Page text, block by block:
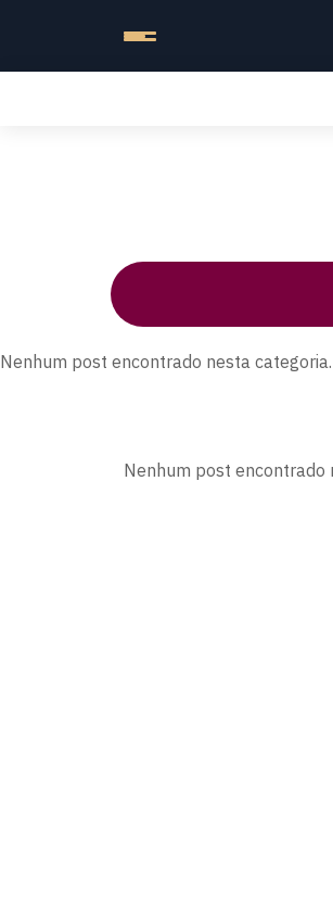
Nenhum post encontrado nesta categoria.
Nenhum post encontrado